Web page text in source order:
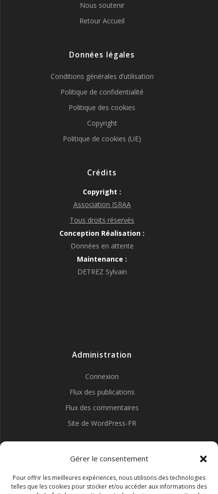
Gérer le consentement
Pour offrir les meilleures expériences, nous utilisons des technologies
telles que les cookies pour stocker et/ou accéder aux informations des
Nous soutenir
Retour Accueil
Données légales
Conditions générales d’utilisation
Politique de confidentialité
Politique des cookies
Copyright
Politique de cookies (UE)
Crédits
Copyright :
Association ISRAA
Tous droits réservés
Conception Réalisation :
Données en attente
Maintenance :
DETREZ Sylvain
Administration
Connexion
Flux des publications
Flux des commentaires
Site de WordPress-FR